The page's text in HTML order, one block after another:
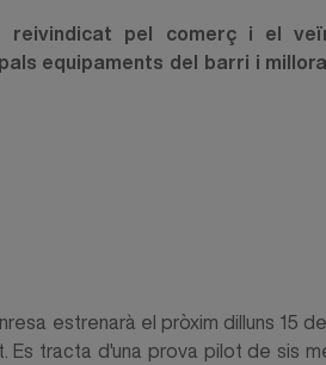
reivindicat pel comerç i el
equipaments del barri i
estrenarà el pròxim dilluns 15
Es tracta d'una prova pilot de sis